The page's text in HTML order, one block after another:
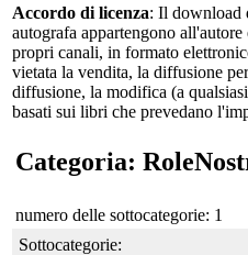
Accordo di licenza: Il download
autografa appartengono
propri canali, in formato
vietata la vendita, la diffusione
diffusione, la modifica (a
basati sui libri che prevedano
Categoria:
numero delle sottocategorie: 1
Sottocategorie: